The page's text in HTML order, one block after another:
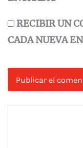
RECIBIR UN
CADA NUEVA